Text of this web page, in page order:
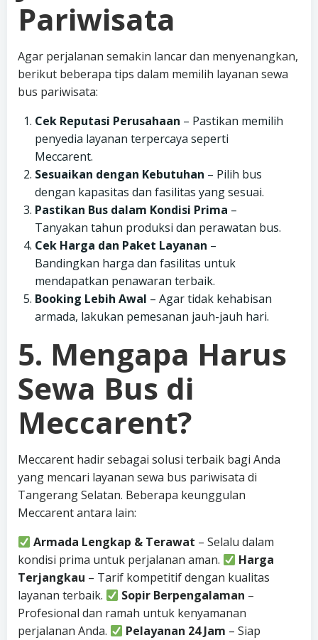
Pariwisata
Agar perjalanan semakin lancar dan menyenangkan,
berikut beberapa tips dalam memilih layanan sewa
bus pariwisata:
Cek Reputasi Perusahaan – Pastikan memilih
penyedia layanan terpercaya seperti
Meccarent.
Sesuaikan dengan Kebutuhan – Pilih bus
dengan kapasitas dan fasilitas yang sesuai.
Pastikan Bus dalam Kondisi Prima –
Tanyakan tahun produksi dan perawatan bus.
Cek Harga dan Paket Layanan –
Bandingkan harga dan fasilitas untuk
mendapatkan penawaran terbaik.
Booking Lebih Awal – Agar tidak kehabisan
armada, lakukan pemesanan jauh-jauh hari.
5. Mengapa Harus
Sewa Bus di
Meccarent?
Meccarent hadir sebagai solusi terbaik bagi Anda
yang mencari layanan sewa bus pariwisata di
Tangerang Selatan. Beberapa keunggulan
Meccarent antara lain:
Armada Lengkap & Terawat – Selalu dalam
kondisi prima untuk perjalanan aman.
Harga
Terjangkau – Tarif kompetitif dengan kualitas
layanan terbaik.
Sopir Berpengalaman –
Profesional dan ramah untuk kenyamanan
perjalanan Anda.
Pelayanan 24 Jam – Siap